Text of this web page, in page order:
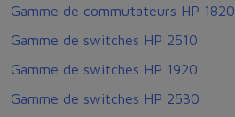
Gamme de commutateurs HP 1820
Gamme de switches HP 2510
Gamme de switches HP 1920
Gamme de switches HP 2530